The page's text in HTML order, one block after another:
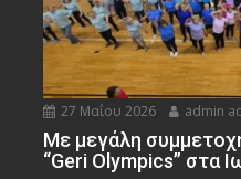
27 Μαΐου 2026 admin
Με μεγάλη
“Geri Olympics” στα